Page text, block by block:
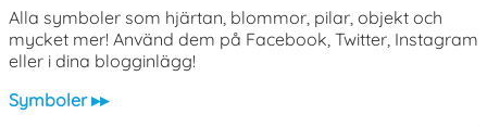
Alla symboler som hjärtan, blommor, pilar, objekt och
mycket mer! Använd dem på Facebook, Twitter, Instagram
eller i dina blogginlägg!
Symboler ▸▸